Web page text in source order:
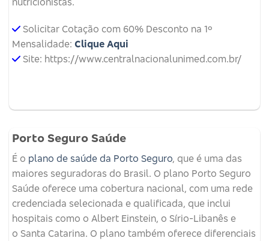
Solicitar Cotação com 60% Desconto na 1º
Mensalidade: Clique Aqui
Site: https://www.centralnacionalunimed.com.br/
Porto Seguro Saúde
É o plano de saúde da Porto Seguro, que é uma das
maiores seguradoras do Brasil. O plano Porto Seguro
Saúde oferece uma cobertura nacional, com uma rede
credenciada selecionada e qualificada, que inclui
hospitais como o Albert Einstein, o Sírio-Libanês e
o Santa Catarina. O plano também oferece diferenciais